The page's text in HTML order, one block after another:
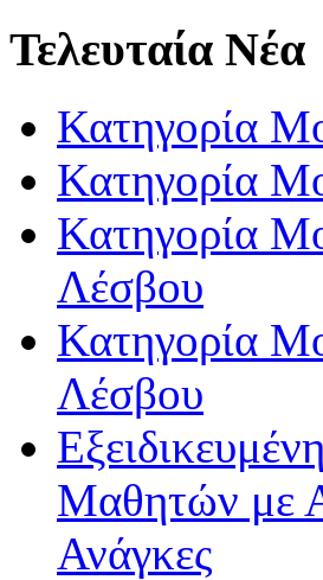
Τελευταία Νέα
Κατηγορία
Κατηγορία
Κατηγορία
Λέσβου
Κατηγορία
Λέσβου
Μαθητών με
Ανάγκες